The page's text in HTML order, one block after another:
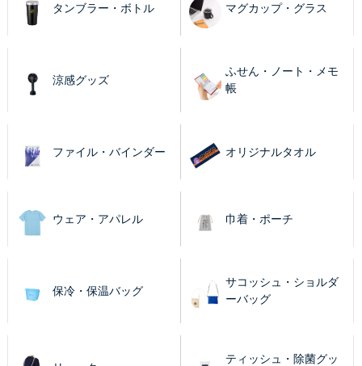
タンブラー・ボトル マグカップ・グラス
涼感グッズ
ふせん・ノート・メモ
帳
ファイル・バインダー オリジナルタオル
ウェア・アパレル 巾着・ポーチ
保冷・保温バッグ
サコッシュ・ショルダ
ーバッグ
ティッシュ・除菌グッ